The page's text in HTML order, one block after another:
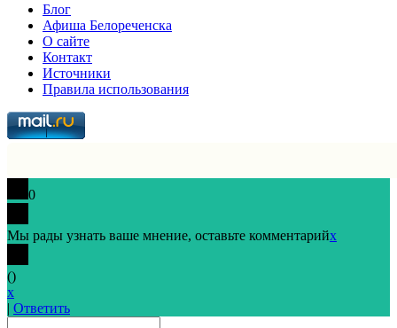
Блог
Афиша Белореченска
О сайте
Контакт
Источники
Правила использования
0
Мы рады узнать ваше мнение, оставьте комментарийx
()
x
| Ответить